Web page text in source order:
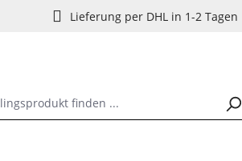
Lieferung per DHL in 1-2 Tagen